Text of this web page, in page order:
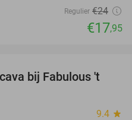
Regulier €24
€17,95
28%
bij Fabulous 't
9.4 star